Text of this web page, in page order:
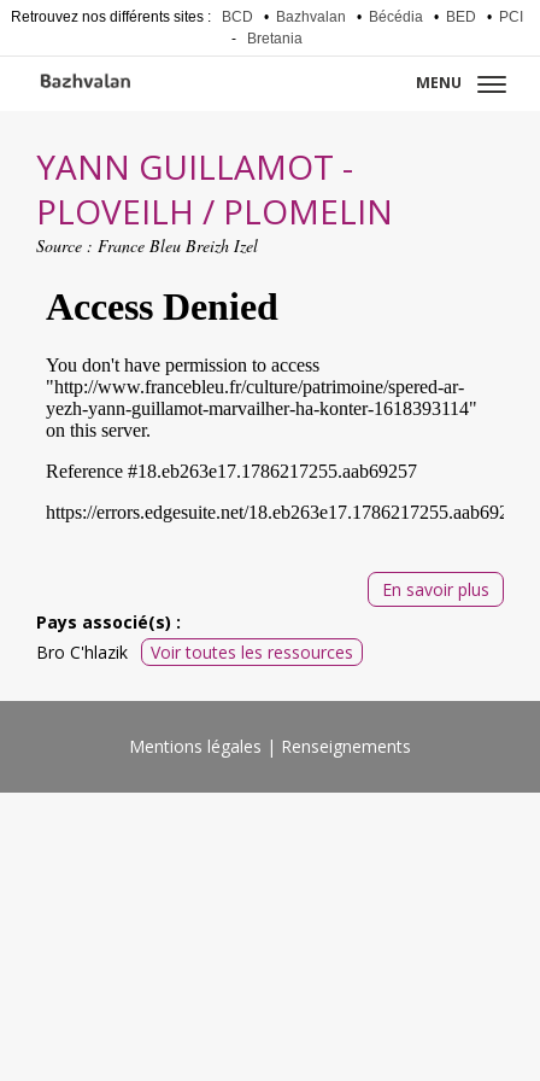
Retrouvez nos différents sites : BCD • Bazhvalan • Bécédia • BED •
PCI
-
Bretania
MENU
YANN GUILLAMOT -
PLOVEILH / PLOMELIN
Source : France Bleu Breizh Izel
En savoir plus
Pays associé(s) :
Bro C'hlazik
Voir toutes les ressources
Mentions légales Renseignements